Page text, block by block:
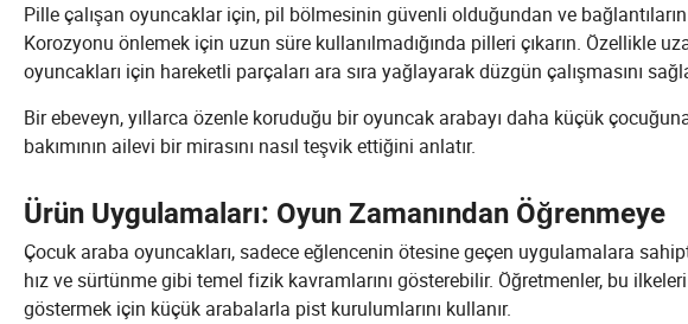
Pille çalışan oyuncaklar için, pil bölmesinin güvenli olduğundan ve
Korozyonu önlemek için uzun süre kullanılmadığında pilleri çıkarın. Özellikle
oyuncakları için hareketli parçaları ara sıra yağlayarak düzgün çalışmasını
Bir ebeveyn, yıllarca özenle koruduğu bir oyuncak arabayı daha küçük
bakımının ailevi bir mirasını nasıl teşvik ettiğini anlatır.
Ürün Uygulamaları: Oyun Zamanından Öğrenmeye
Çocuk araba oyuncakları, sadece eğlencenin ötesine geçen uygulamalara
hız ve sürtünme gibi temel fizik kavramlarını gösterebilir. Öğretmenler, bu
göstermek için küçük arabalarla pist kurulumlarını kullanır.